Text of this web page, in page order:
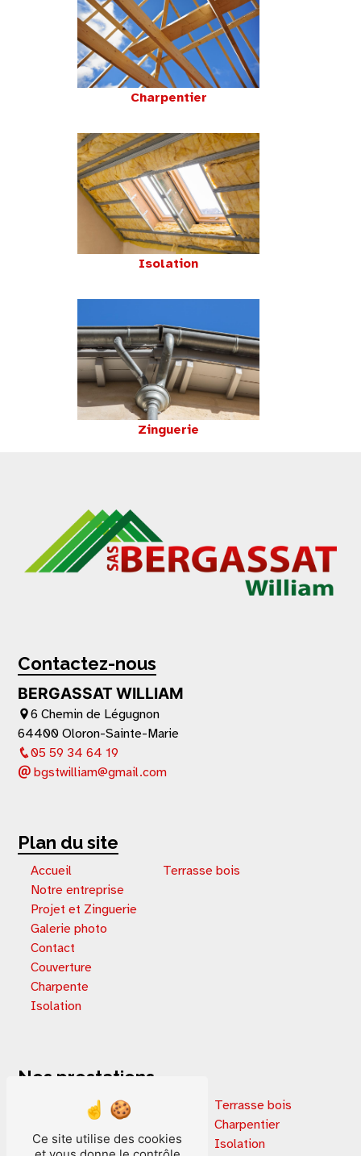
Charpentier
Isolation
Zinguerie
Contactez-nous
BERGASSAT WILLIAM
6 Chemin de Légugnon
64400 Oloron-Sainte-Marie
05 59 34 64 19
bgstwilliam@gmail.com
Plan du site
Accueil
Notre entreprise
Projet et Zinguerie
Galerie photo
Contact
Couverture
Charpente
Isolation
Terrasse bois
Nos prestations
Extension de maison
Rénovation immobilière
Terrasse en bois
Terrasse bois
Charpentier
Isolation
Ce site utilise des cookies